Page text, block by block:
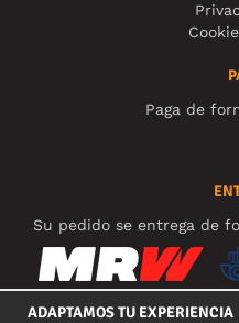
Paga de
Su pedido se entrega de
ADAPTAMOS TU EXPERIENCIA